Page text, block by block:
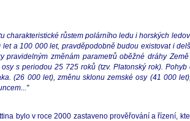
růstem polárního ledu i horských
a 100 000 let, pravděpodobně budou existovat i
změnám parametrů oběžné dráhy
s periodou 25 725 roků (tzv. Platonský rok).
(26 000 let), změnu sklonu zemské osy (41 000
bylo v roce 2000 zastaveno prověřování a řízení,